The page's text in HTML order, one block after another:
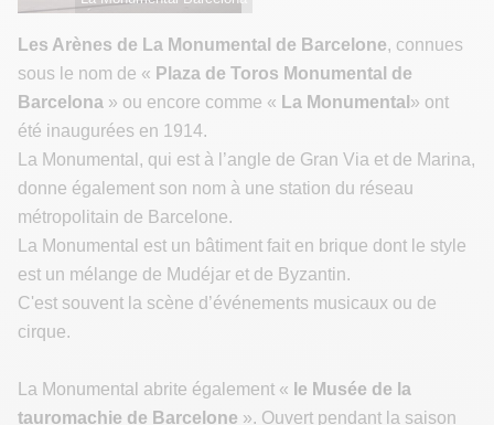
Les Arènes de La Monumental de Barcelone, connues
sous le nom de « Plaza de Toros Monumental de
Barcelona » ou encore comme « La Monumental » ont
été inaugurées en 1914.
La Monumental, qui est à l’angle de Gran Via et de Marina,
donne également son nom à une station du réseau
métropolitain de Barcelone.
La Monumental est un bâtiment fait en brique dont le style
est un mélange de Mudéjar et de Byzantin.
C'est souvent la scène d’événements musicaux ou de
cirque.
La Monumental abrite également « le Musée de la
tauromachie de Barcelone ». Ouvert pendant la saison